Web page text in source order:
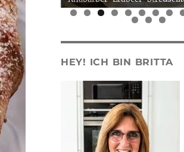
3 4 5
HEY! ICH BIN BRITTA